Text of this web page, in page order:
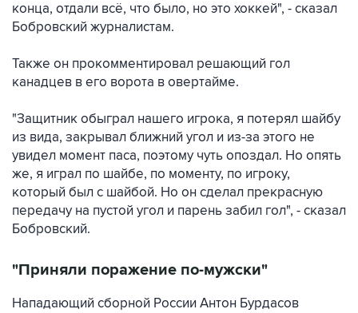
конца, отдали всё, что было, но это хоккей", - сказал
Бобровский журналистам.
Также он прокомментировал решающий гол
канадцев в его ворота в овертайме.
"Защитник обыграл нашего игрока, я потерял шайбу
из вида, закрывал ближний угол и из-за этого не
увидел момент паса, поэтому чуть опоздал. Но опять
же, я играл по шайбе, по моменту, по игроку,
который был с шайбой. Но он сделал прекрасную
передачу на пустой угол и парень забил гол", - сказал
Бобровский.
"Приняли поражение по-мужски"
Нападающий сборной России Антон Бурдасов